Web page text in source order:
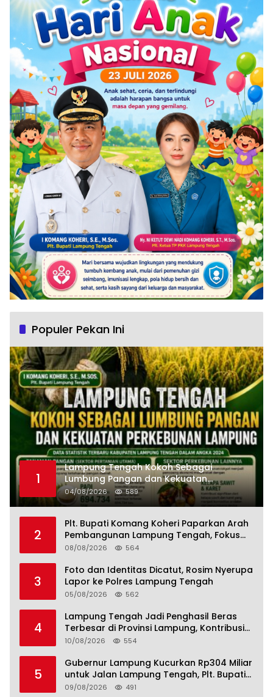
Populer Pekan Ini
1
Lampung Tengah Kokoh Sebagai
Lumbung Pangan dan Kekuatan
Perkebunan Lampung, Komang Koheri:
Kemandirian Pangan adalah Fondasi
04/08/2026 589
2
Plt. Bupati Komang Koheri Paparkan Arah
Pembangunan Lampung Tengah, Fokus
pada SDM, Ekonomi, Infrastruktur dan
08/08/2026 564
3
Foto dan Identitas Dicatut, Rosim Nyerupa
Lapor ke Polres Lampung Tengah
05/08/2026 562
4
Lampung Tengah Jadi Penghasil Beras
Terbesar di Provinsi Lampung, Kontribusi
Nyata untuk Swasembada Pangan
10/08/2026 554
5
Gubernur Lampung Kucurkan Rp304 Miliar
untuk Jalan Lampung Tengah, Plt. Bupati
Komang Koheri Apresiasi
09/08/2026 491